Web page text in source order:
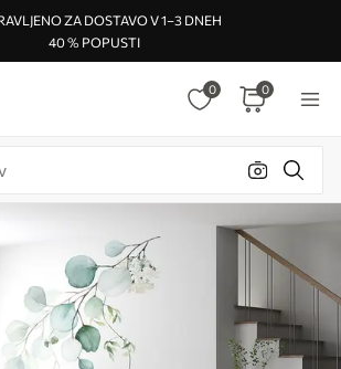
ZA DOSTAVO V 1–3 DNEH
40 % POPUSTI
0 0